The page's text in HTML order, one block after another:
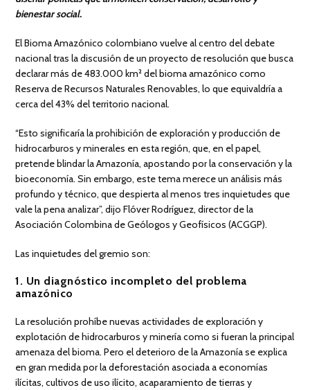
bienestar social.
El Bioma Amazónico colombiano vuelve al centro del debate
nacional tras la discusión de un proyecto de resolución que busca
declarar más de 483.000 km² del bioma amazónico como
Reserva de Recursos Naturales Renovables, lo que equivaldría a
cerca del 43% del territorio nacional.
“Esto significaría la prohibición de exploración y producción de
hidrocarburos y minerales en esta región, que, en el papel,
pretende blindar la Amazonía, apostando por la conservación y la
bioeconomía. Sin embargo, este tema merece un análisis más
profundo y técnico, que despierta al menos tres inquietudes que
vale la pena analizar”, dijo Flóver Rodríguez, director de la
Asociación Colombina de Geólogos y Geofísicos (ACGGP).
Las inquietudes del gremio son:
1. Un diagnóstico incompleto del problema
amazónico
La resolución prohíbe nuevas actividades de exploración y
explotación de hidrocarburos y minería como si fueran la principal
amenaza del bioma. Pero el deterioro de la Amazonía se explica
en gran medida por la deforestación asociada a economías
ilícitas, cultivos de uso ilícito, acaparamiento de tierras y